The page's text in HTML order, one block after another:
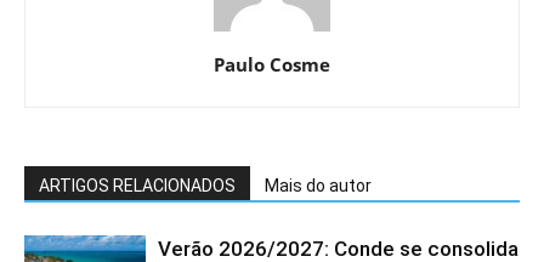
Paulo Cosme
ARTIGOS RELACIONADOS Mais do autor
Verão 2026/2027: Conde se consolida